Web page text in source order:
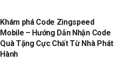
Khám phá Code Zingspeed
Mobile – Hướng Dẫn Nhận Code
Quà Tặng Cực Chất Từ Nhà Phát
Hành